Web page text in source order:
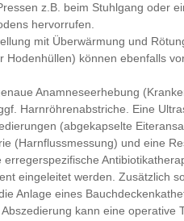
z.B. beim Stuhlgang oder
hervorrufen.
mit Überwärmung und
Hodenhüllen) können ebenfalls
Anamneseerhebung
Harnröhrenabstriche. Eine
(abgekapselte
(Harnflussmessung) und eine
eingeleitet werden. Zusätzlich
Anlage eines
kann eine operative